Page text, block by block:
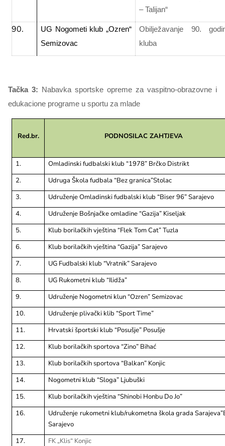
– Talijan“
UG Nogometi klub „Ozren“
Semizovac
Obilježavanje 90.
kluba
Tačka 3: Nabavka sportske opreme za vaspitno-obrazovne i
edukacione programe u sportu za mlade
Red.br. PODNOSILAC ZAHTJEVA
1.
Omladinski fudbalski klub “1978” Brčko Distrikt
2.
Udruga Škola fudbala “Bez granica”Stolac
3.
Udruženje Omladinski fudbalski klub “Biser 96” Sarajevo
4.
Udruženje Bošnjačke omladine “Gazija” Kiseljak
5.
Klub borilačkih vještina “Flek Tom Cat” Tuzla
6.
Klub borilačkih vještina “Gazija” Sarajevo
7.
UG Fudbalski klub “Vratnik” Sarajevo
8.
UG Rukometni klub “Ilidža”
9.
Udruženje Nogometni klun “Ozren” Semizovac
10.
Udruženje plivački klib “Sport Time”
11.
Hrvatski športski klub “Posušje” Posušje
12.
Klub borilačkih sportova “Zino” Bihać
13.
Klub borilačkih sportova “Balkan” Konjic
14.
Nogometni klub “Sloga” Ljubuški
15.
Klub borilačkih vještina “Shinobi Honbu Do Jo”
16.
Udruženje rukometni klub/rukometna škola grada
Sarajevo
17.
FK „Klis“ Konjic